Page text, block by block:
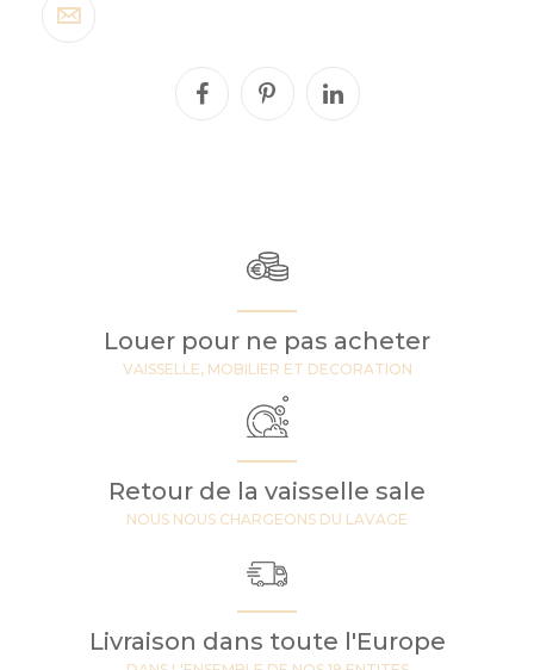
Louer pour ne pas acheter
VAISSELLE, MOBILIER ET DECORATION
Retour de la vaisselle sale
NOUS NOUS CHARGEONS DU LAVAGE
Livraison dans toute l'Europe